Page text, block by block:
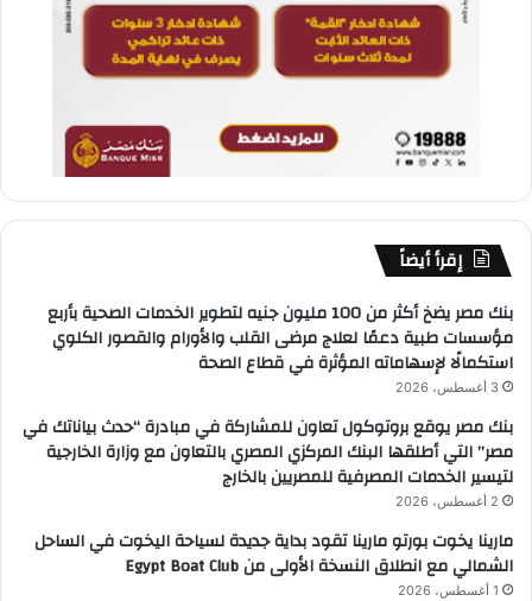
إقرأ أيضاً
بنك مصر يضخ أكثر من 100 مليون جنيه لتطوير الخدمات الصحية بأربع
مؤسسات طبية دعمًا لعلاج مرضى القلب والأورام والقصور الكلوي
استكمالًا لإسهاماته المؤثرة في قطاع الصحة
3 أغسطس، 2026
بنك مصر يوقع بروتوكول تعاون للمشاركة في مبادرة “حدث بياناتك في
مصر” التي أطلقها البنك المركزي المصري بالتعاون مع وزارة الخارجية
لتيسير الخدمات المصرفية للمصريين بالخارج
2 أغسطس، 2026
مارينا يخوت بورتو مارينا تقود بداية جديدة لسياحة اليخوت في الساحل
الشمالي مع انطلاق النسخة الأولى من Egypt Boat Club
1 أغسطس، 2026